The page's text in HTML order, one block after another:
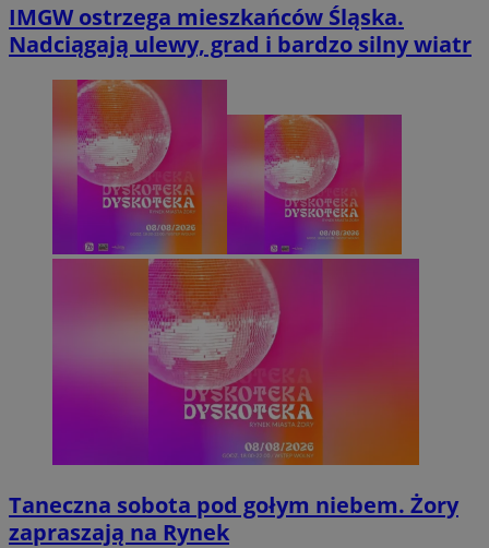
IMGW ostrzega mieszkańców Śląska.
Nadciągają ulewy, grad i bardzo silny wiatr
Taneczna sobota pod gołym niebem. Żory
zapraszają na Rynek